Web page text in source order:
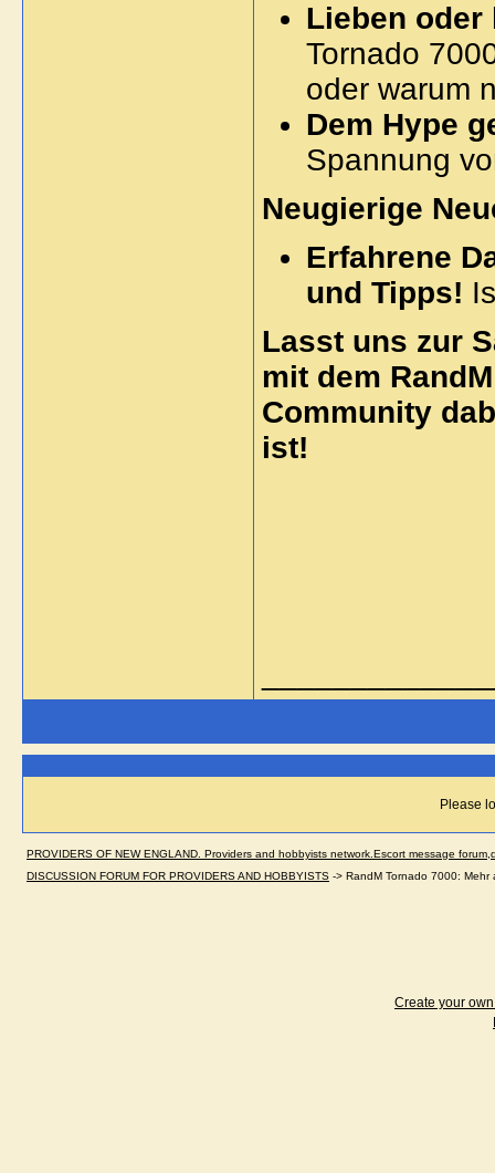
Lieben oder
Tornado
oder warum
Dem Hype
Spannung
Neugierige
Erfahrene
und Tipps!
Lasst uns zur
mit dem
Community
ist!
Please
PROVIDERS OF NEW ENGLAND. Providers and hobbyists network.Escort message
DISCUSSION FORUM FOR PROVIDERS AND HOBBYISTS -> RandM Tornado 7000:
Create your